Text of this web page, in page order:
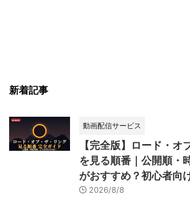
新着記事
動画配信サービス
【完全版】ロード・オ
を見る順番｜公開順・
がおすすめ？初心者向
2026/8/8